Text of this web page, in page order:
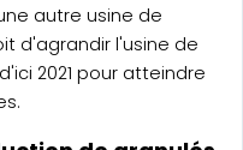
autre usine de
d'agrandir l'usine de
2021 pour atteindre